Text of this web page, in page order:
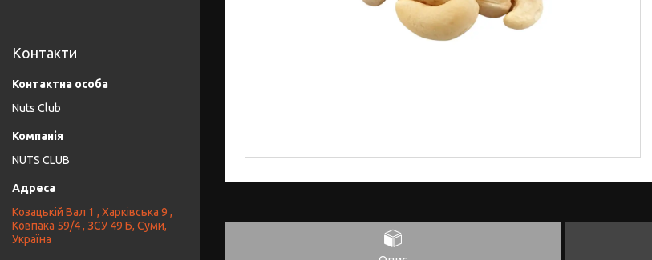
Контакти
Nuts Club
NUTS CLUB
Козацькій Вал 1 , Харківська 9 ,
Ковпака 59/4 , ЗСУ 49 Б, Суми,
Україна